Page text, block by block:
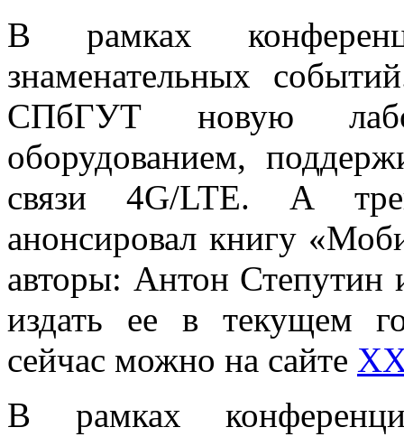
В рамках
знаменательных
СПбГУТ новую
оборудованием,
связи 4G/LTE. А
анонсировал книгу
авторы: Антон Степутин
издать ее в текущем
сейчас можно на сайте
В рамках